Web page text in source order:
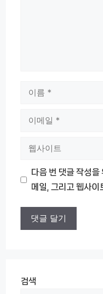
다음 번 댓글 작성을
메일, 그리고 웹사이
검색